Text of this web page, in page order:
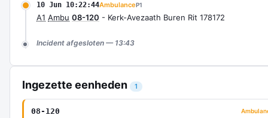
10 Jun 10:22:44AmbulanceP1
A1 Ambu 08-120 - Kerk-Avezaath Buren Rit 178172
Incident afgesloten — 13:43
Ingezette eenheden 1
08-120